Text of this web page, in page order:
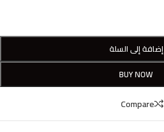
إضافة إلى السلة
BUY NOW
Compare